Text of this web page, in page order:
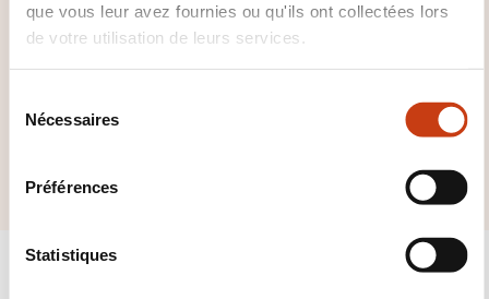
que vous leur avez fournies ou qu'ils ont collectées lors
de votre utilisation de leurs services.
Nécessaires
Préférences
Statistiques
Cliquez ici pour voir